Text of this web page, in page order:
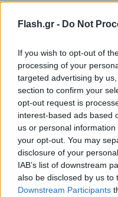
Flash.gr - Do Not
If you wish to opt-out of
processing of your
targeted advertising by
section to confirm your
opt-out request is
interest-based ads based
us or personal
your opt-out. You may
disclosure of your
IAB’s list of downstream
also be disclosed by us to
Downstream Participants
Μιχαηλίδου
σταθμό του